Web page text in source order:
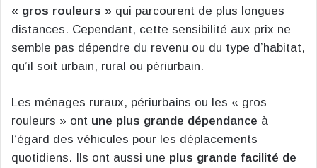
« gros rouleurs » qui parcourent de plus longues
distances. Cependant, cette sensibilité aux prix ne
semble pas dépendre du revenu ou du type d’habitat,
qu’il soit urbain, rural ou périurbain.
Les ménages ruraux, périurbains ou les « gros
rouleurs » ont une plus grande dépendance à
l’égard des véhicules pour les déplacements
quotidiens. Ils ont aussi une plus grande facilité de